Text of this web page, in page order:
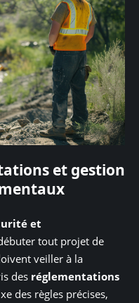
et gestion
et
tout projet de
veiller à la
des réglementations
des règles précises,